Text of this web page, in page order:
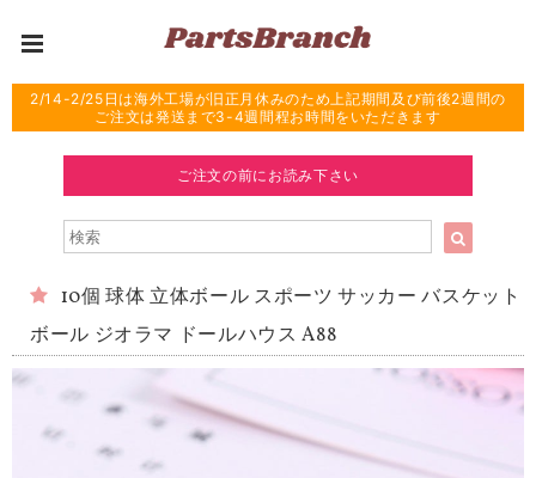
2/14-2/25日は海外工場が旧正月休みのため上記期間及び前後2週間の
ご注文は発送まで3-4週間程お時間をいただきます
ご注文の前にお読み下さい
10個 球体 立体ボール スポーツ サッカー バスケット
ボール ジオラマ ドールハウス A88